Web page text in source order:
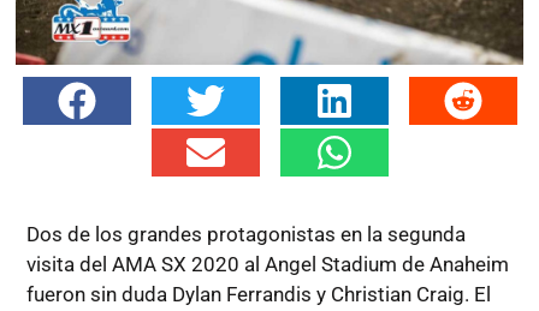
Dos de los grandes protagonistas en la segunda
visita del AMA SX 2020 al Angel Stadium de Anaheim
fueron sin duda Dylan Ferrandis y Christian Craig. El